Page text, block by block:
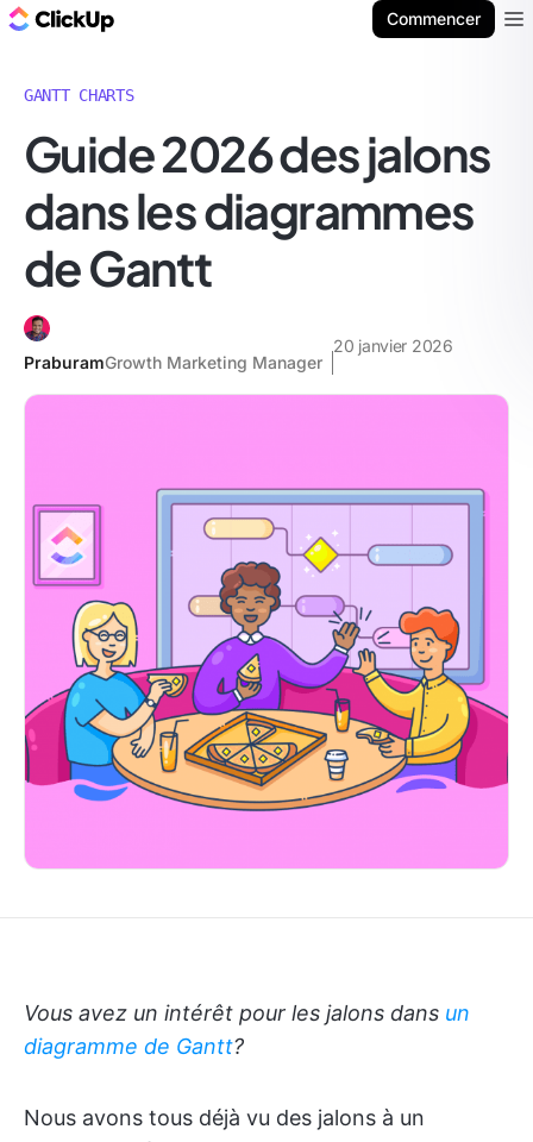
Commencer
GANTT CHARTS
Guide 2026 des jalons
dans les diagrammes
de Gantt
PraburamGrowth Marketing Manager
20 janvier 2026
Vous avez un intérêt pour les jalons dans un
diagramme de Gantt?
Nous avons tous déjà vu des jalons à un